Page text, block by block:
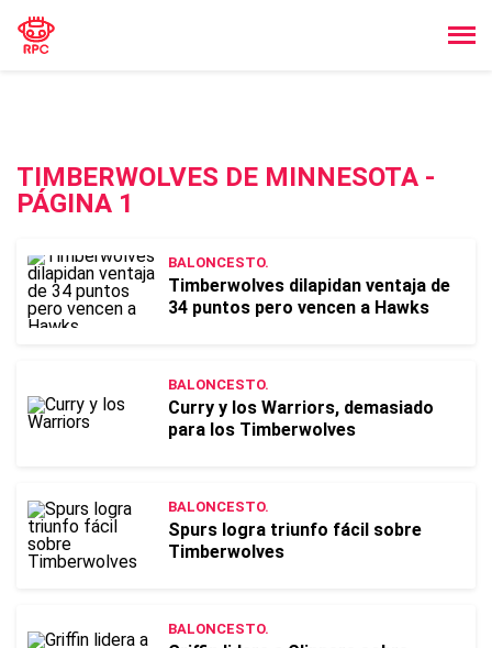
TIMBERWOLVES DE MINNESOTA -
PÁGINA 1
BALONCESTO.
Timberwolves dilapidan ventaja de
34 puntos pero vencen a Hawks
BALONCESTO.
Curry y los Warriors, demasiado
para los Timberwolves
BALONCESTO.
Spurs logra triunfo fácil sobre
Timberwolves
BALONCESTO.